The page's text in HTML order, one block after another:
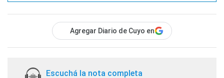
Agregar Diario de Cuyo en
Escuchá la nota completa